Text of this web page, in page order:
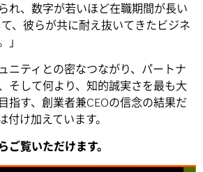
れ、数字が若いほど在職期間が長い
、彼らが共に耐え抜いてきたビジネ
」
ニティとの密なつながり、パートナ
そして何より、知的誠実さを最も大
指す、創業者兼CEOの信念の結果だ
付け加えています。
ご覧いただけます。